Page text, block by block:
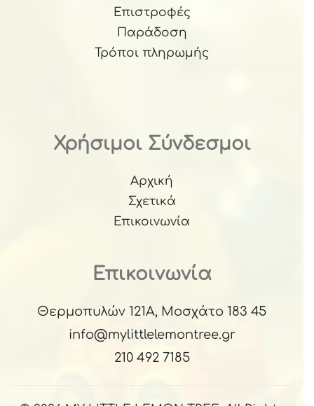
Επιστροφές
Παράδοση
Τρόποι πληρωμής
Χρήσιμοι Σύνδεσμοι
Αρχική
Σχετικά
Επικοινωνία
Επικοινωνία
Θερμοπυλών 121Α, Μοσχάτο 183 45
info@mylittlelemontree.gr
210 492 7185